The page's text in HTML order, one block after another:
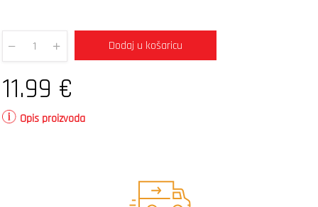
Quantity
Dodaj u košaricu
11.99 €
Opis proizvoda